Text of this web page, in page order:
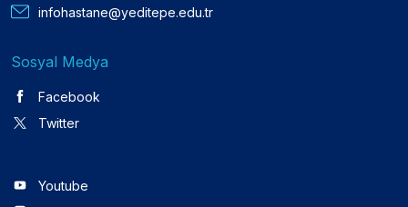
infohastane@yeditepe.edu.tr
Sosyal Medya
Facebook
Twitter
Youtube